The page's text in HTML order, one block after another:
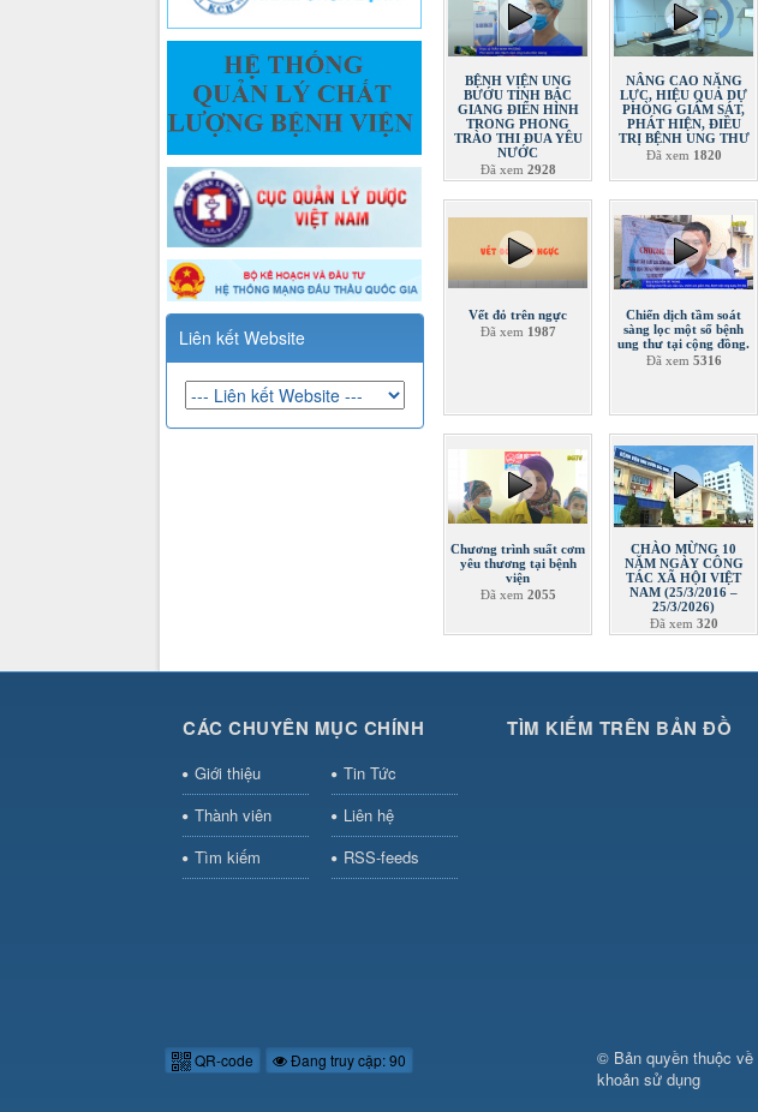
BỆNH VIỆN UNG
BƯỚU TỈNH BẮC
GIANG ĐIỂN HÌNH
TRONG PHONG
TRÀO THI ĐUA YÊU
NƯỚC
Đã xem 2928
NÂNG CAO NĂNG
LỰC, HIỆU QUẢ DỰ
PHÒNG GIÁM SÁT,
PHÁT HIỆN, ĐIỀU
TRỊ BỆNH UNG THƯ
Đã xem 1820
Vết đỏ trên ngực
Đã xem 1987
Chiến dịch tầm soát
sàng lọc một số bệnh
ung thư tại cộng đồng.
Đã xem 5316
Chương trình suất cơm
yêu thương tại bệnh
viện
Đã xem 2055
CHÀO MỪNG 10
NĂM NGÀY CÔNG
TÁC XÃ HỘI VIỆT
NAM (25/3/2016 –
25/3/2026)
Đã xem 320
Liên kết Website
CÁC CHUYÊN MỤC CHÍNH
Giới thiệu
Tin Tức
Thành viên
Liên hệ
Tìm kiếm
RSS-feeds
TÌM KIẾM TRÊN BẢN ĐỒ
QR-code Đang truy cập: 90 © Bản quyền thuộc về
khoản sử dụng